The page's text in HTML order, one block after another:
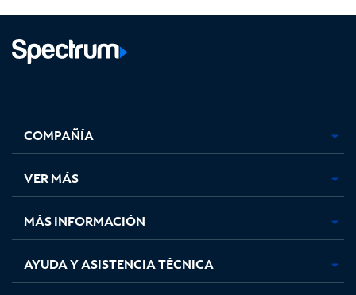
abre
en
pestaña
nueva
abre
en
pestaña
nueva
abre
en
pestaña
nueva
en
nueva
COMPAÑÍA
VER MÁS
MÁS INFORMACIÓN
AYUDA Y ASISTENCIA TÉCNICA